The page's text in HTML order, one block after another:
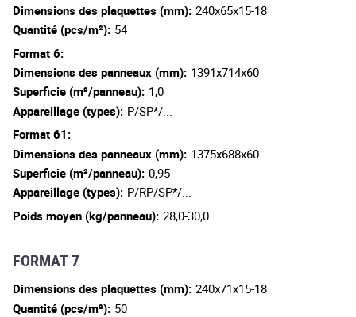
Dimensions des plaquettes (mm): 240x65x15-18
Quantité (pcs/m²): 54
Format 6:
Dimensions des panneaux (mm): 1391x714x60
Superficie (m²/panneau): 1,0
Appareillage (types): P/SP*/...
Format 61:
Dimensions des panneaux (mm): 1375x688x60
Superficie (m²/panneau): 0,95
Appareillage (types): P/RP/SP*/...
Poids moyen (kg/panneau): 28,0-30,0
FORMAT 7
Dimensions des plaquettes (mm): 240x71x15-18
Quantité (pcs/m²): 50